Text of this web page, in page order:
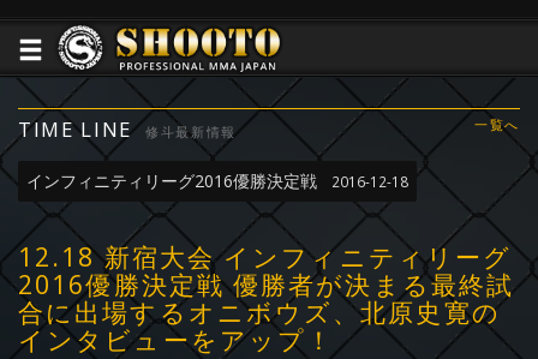
TIME LINE 修斗最新情報 一覧へ
インフィニティリーグ2016優勝決定戦 2016-12-18
12.18 新宿大会 インフィニティリーグ
2016優勝決定戦 優勝者が決まる最終試
合に出場するオニボウズ、北原史寛の
インタビューをアップ！